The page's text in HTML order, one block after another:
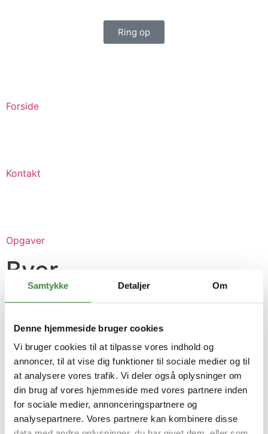
Samtykke Detaljer Om
Denne hjemmeside bruger cookies
Vi bruger cookies til at tilpasse vores indhold og
annoncer, til at vise dig funktioner til sociale medier og til
at analysere vores trafik. Vi deler også oplysninger om
din brug af vores hjemmeside med vores partnere inden
for sociale medier, annonceringspartnere og
analysepartnere. Vores partnere kan kombinere disse
Ring op
Forside
Kontakt
Opgaver
Byer
Professionel træservice for
private og erhverv
- topkapning, træfældning
og oprydning
i hele trekantsområdet
Få professionel hjælp til topkapning og træfældning –
over 35 års erfaring